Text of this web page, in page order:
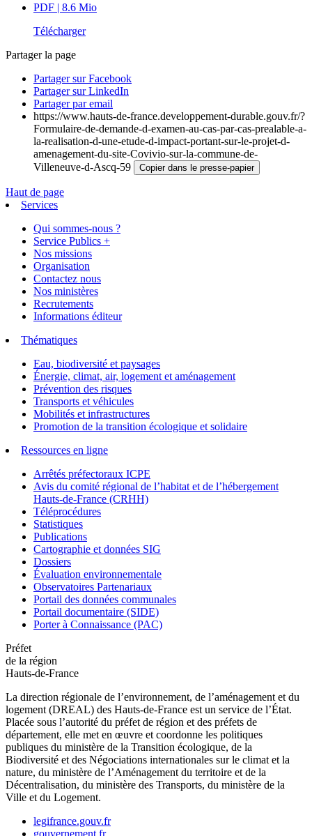
PDF | 8.6 Mio
Télécharger
Partager la page
Partager sur Facebook
Partager sur LinkedIn
Partager par email
https://www.hauts-de-france.developpement-durable.gouv.fr/?
Formulaire-de-demande-d-examen-au-cas-par-cas-prealable-a-
la-realisation-d-une-etude-d-impact-portant-sur-le-projet-d-
amenagement-du-site-Covivio-sur-la-commune-de-
Villeneuve-d-Ascq-59
Copier dans le presse-papier
Haut de page
Services
Qui sommes-nous ?
Service Publics +
Nos missions
Organisation
Contactez nous
Nos ministères
Recrutements
Informations éditeur
Thématiques
Eau, biodiversité et paysages
Énergie, climat, air, logement et aménagement
Prévention des risques
Transports et véhicules
Mobilités et infrastructures
Promotion de la transition écologique et solidaire
Ressources en ligne
Arrêtés préfectoraux ICPE
Avis du comité régional de l’habitat et de l’hébergement
Hauts-de-France (CRHH)
Téléprocédures
Statistiques
Publications
Cartographie et données SIG
Dossiers
Évaluation environnementale
Observatoires Partenariaux
Portail des données communales
Portail documentaire (SIDE)
Porter à Connaissance (PAC)
Préfet
de la région
Hauts-de-France
La direction régionale de l’environnement, de l’aménagement et du
logement (DREAL) des Hauts-de-France est un service de l’État.
Placée sous l’autorité du préfet de région et des préfets de
département, elle met en œuvre et coordonne les politiques
publiques du ministère de la Transition écologique, de la
Biodiversité et des Négociations internationales sur le climat et la
nature, du ministère de l’Aménagement du territoire et de la
Décentralisation, du ministère des Transports, du ministère de la
Ville et du Logement.
legifrance.gouv.fr
gouvernement.fr